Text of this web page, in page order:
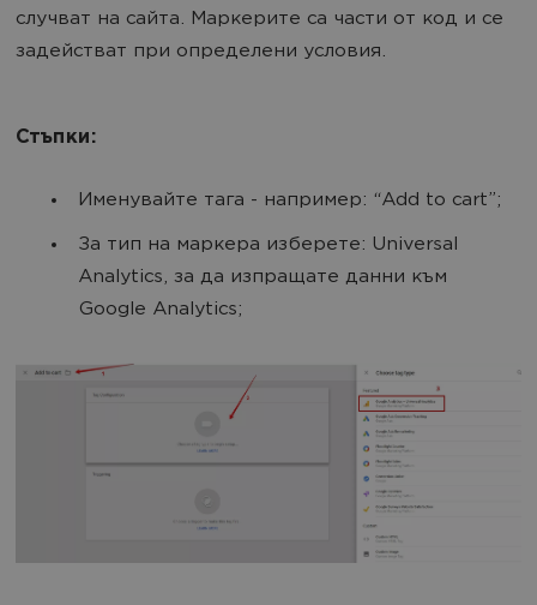
случват на сайта. Маркерите са части от код и се
задействат при определени условия.
Стъпки:
Именувайте тага - например: “Add to cart”;
За тип на маркера изберете: Universal
Analytics, за да изпращате данни към
Google Analytics;